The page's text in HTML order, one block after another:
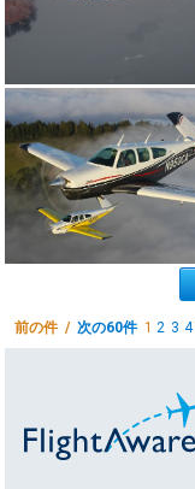
前の件 /次の60件12 3 4